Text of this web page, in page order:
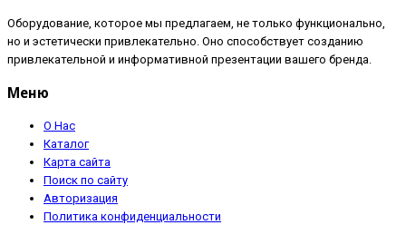
Оборудование, которое мы предлагаем, не только функционально,
но и эстетически привлекательно. Оно способствует созданию
привлекательной и информативной презентации вашего бренда.
Меню
О Нас
Каталог
Карта сайта
Поиск по сайту
Авторизация
Политика конфиденциальности